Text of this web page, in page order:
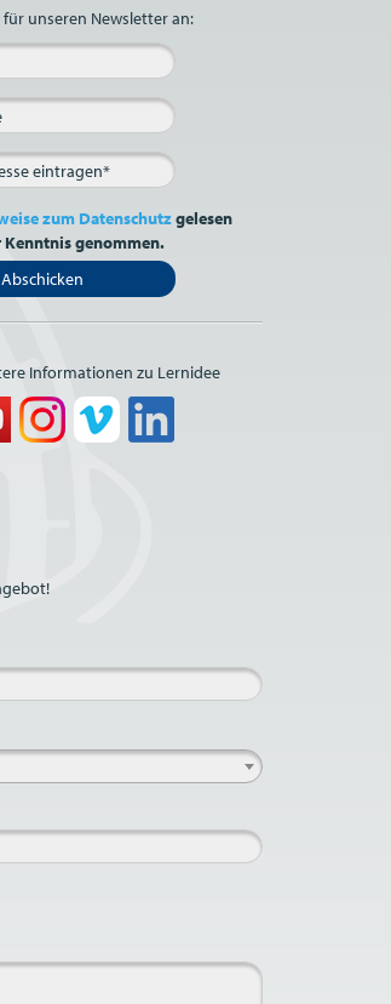
für unseren Newsletter an:
zum Datenschutzgelesen
Kenntnis genommen.
Abschicken
Informationen zu Lernidee